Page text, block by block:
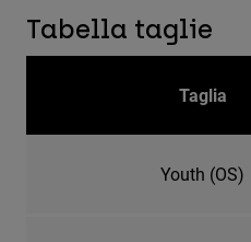
Tabella taglie
Taglia
Youth (OS)